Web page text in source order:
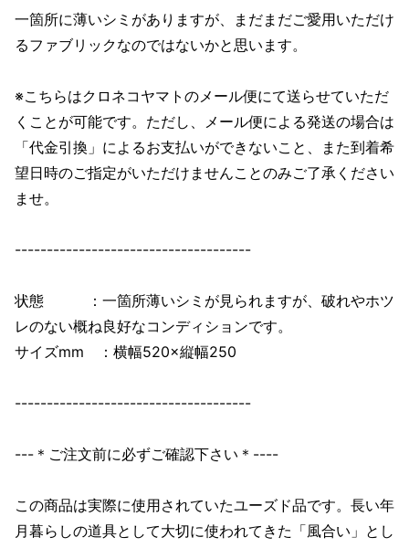
一箇所に薄いシミがありますが、まだまだご愛用いただけ
るファブリックなのではないかと思います。
※こちらはクロネコヤマトのメール便にて送らせていただ
くことが可能です。ただし、メール便による発送の場合は
「代金引換」によるお支払いができないこと、また到着希
望日時のご指定がいただけませんことのみご了承ください
ませ。
-------------------------------------
状態 ：一箇所薄いシミが見られますが、破れやホツ
レのない概ね良好なコンディションです。
サイズmm ：横幅520×縦幅250
-------------------------------------
---＊ご注文前に必ずご確認下さい＊----
この商品は実際に使用されていたユーズド品です。長い年
月暮らしの道具として大切に使われてきた「風合い」とし